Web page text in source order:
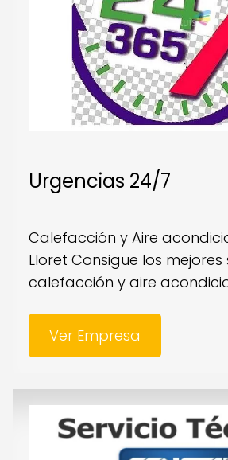
Urgencias 24/7
Calefacción y Aire
Lloret Consigue los mejores
calefacción y aire
Ver Empresa